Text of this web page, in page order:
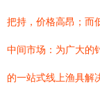
把持，价格高昂；而
中间市场：为广大的
的一站式线上渔具解